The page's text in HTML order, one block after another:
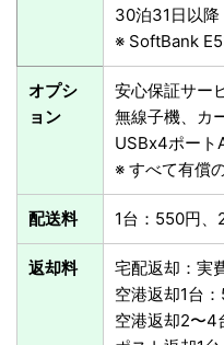
30泊31日以
※ SoftBank
オプシ
ョン
安心保証サー
無線子機、カ
USBx4ポート
※ すべて有償
配送料 1台：550円、
返却料
宅配返却：実
空港返却1台
空港返却2〜4